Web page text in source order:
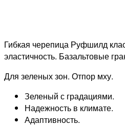
Гибкая черепица Руфшилд
эластичность. Базальтовые
Для зеленых зон. Отпор мху.
Зеленый с градациями.
Надежность в климате.
Адаптивность.